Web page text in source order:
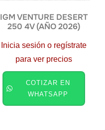
IGM VENTURE DESERT
250 4V (AÑO 2026)
Inicia sesión o regístrate
para ver precios
COTIZAR EN
WHATSAPP